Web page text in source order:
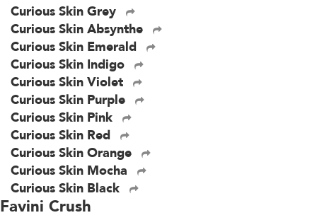
Curious Skin Grey
Curious Skin Absynthe
Curious Skin Emerald
Curious Skin Indigo
Curious Skin Violet
Curious Skin Purple
Curious Skin Pink
Curious Skin Red
Curious Skin Orange
Curious Skin Mocha
Curious Skin Black
Favini Crush